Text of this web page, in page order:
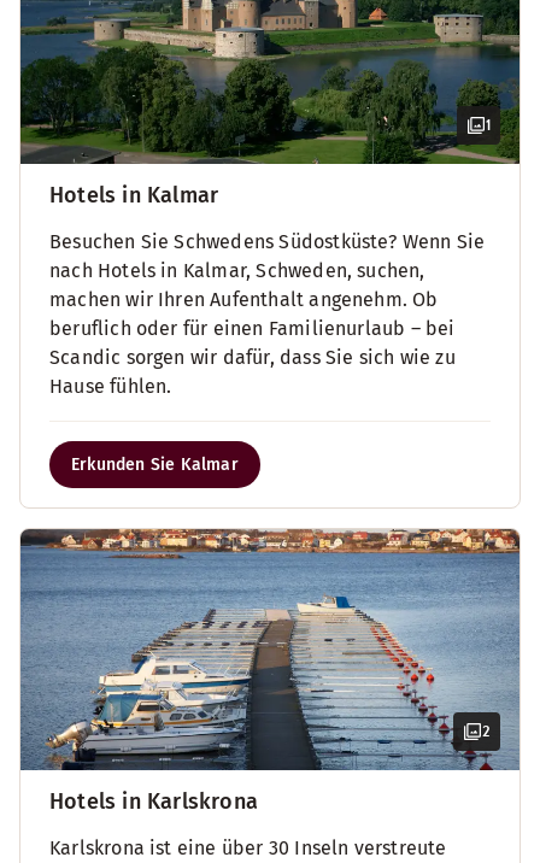
1
Hotels in Kalmar
Besuchen Sie Schwedens Südostküste? Wenn Sie
nach Hotels in Kalmar, Schweden, suchen,
machen wir Ihren Aufenthalt angenehm. Ob
beruflich oder für einen Familienurlaub – bei
Scandic sorgen wir dafür, dass Sie sich wie zu
Hause fühlen.
Erkunden Sie Kalmar
2
Hotels in Karlskrona
Karlskrona ist eine über 30 Inseln verstreute